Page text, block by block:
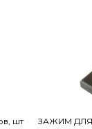
шт
ЗАЖИМ ДЛЯ